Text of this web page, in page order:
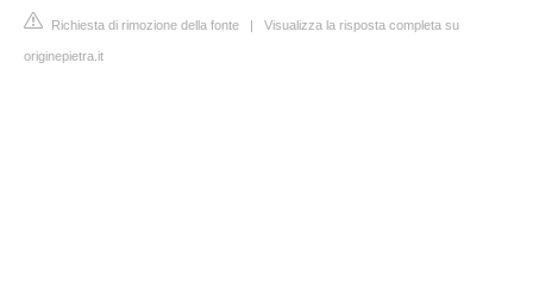
Richiesta di rimozione della fonte | Visualizza la risposta completa su
originepietra.it